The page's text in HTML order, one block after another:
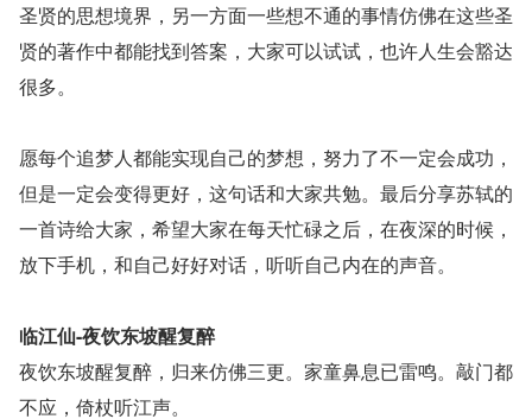
圣贤的思想境界，另一方面一些想不通的事情仿佛在这些圣
贤的著作中都能找到答案，大家可以试试，也许人生会豁达
很多。
愿每个追梦人都能实现自己的梦想，努力了不一定会成功，
但是一定会变得更好，这句话和大家共勉。最后分享苏轼的
一首诗给大家，希望大家在每天忙碌之后，在夜深的时候，
放下手机，和自己好好对话，听听自己内在的声音。
临江仙-夜饮东坡醒复醉
夜饮东坡醒复醉，归来仿佛三更。家童鼻息已雷鸣。敲门都
不应，倚杖听江声。